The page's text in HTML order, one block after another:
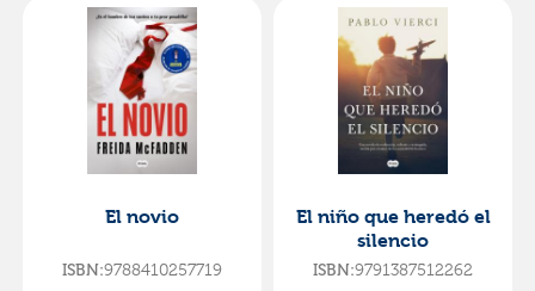
El novio
ISBN:9788410257719
El niño que heredó el
silencio
ISBN:9791387512262